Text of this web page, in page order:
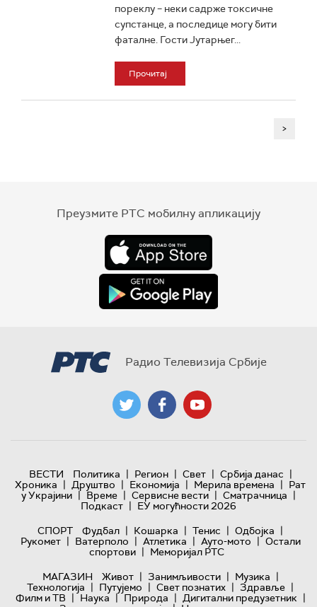
пореклу – неки садрже токсичне
супстанце, а последице могу бити
фаталне. Гости Јутарњег...
Прочитај
>
Преузмите РТС мобилну апликацију
Радио Телевизија Србије
ВЕСТИ Политика | Регион | Свет | Србија данас |
Хроника | Друштво | Економија | Мерила времена | Рат
у Украјини | Време | Сервисне вести | Сматрачница |
Подкаст | ЕУ могућности 2026
СПОРТ
Фудбал | Кошарка | Тенис | Одбојка |
Рукомет | Ватерполо | Атлетика | Ауто-мото | Остали
спортови | Меморијал РТС
МАГАЗИН
Живот | Занимљивости | Музика |
Технологијa | Путујемо | Свет познатих | Здравље |
Филм и ТВ | Наука | Природа | Дигитални предузетник |